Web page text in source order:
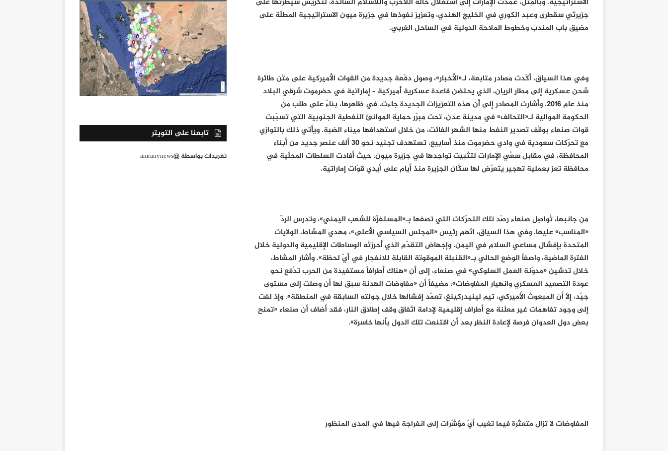
جزيرتَي سقطرى وعبد الكوري في الخليج الهندي، وتعزيز نفوذها في جزيرة ميون الاستراتيجية المطلّة على
مضيق باب المندب وخطوط الملاحة الدولية في الساحل الغربي.
وفي هذا السياق، أكّدت مصادر متابعة، لـ«الأخبار»، وصول دفْعة جديدة من القوات الأميركية على متْن طائرة
شحن عسكرية إلى مطار الريان، الذي يحتضن قاعدة عسكرية أميركية – إماراتية في حضرموت شرقي البلاد
منذ عام 2016. وأشارت المصادر إلى أن هذه التعزيزات الجديدة جاءت، في ظاهرها، بناءً على طلب من
الحكومة الموالية لـ«التحالف» في مدينة عدن، تحت مبرّر حماية الموانئ النفطية الجنوبية التي تسبّبت
قوات صنعاء بوقْف تصدير النفط منها الشهر الفائت، من خلال استهدافها ميناء الضبة. ويأتي ذلك بالتوازي
مع تحرّكات سعودية في وادي حضرموت منذ أسابيع، تستهدف تجنيد نحو 30 ألف عنصر جديد من أبناء
المحافظة، في مقابل سعْي الإمارات لتثبيت تواجدها في جزيرة ميون، حيث أفادت السلطات المحلّية في
محافظة تعز بعملية تهجير يتعرّض لها سكّان الجزيرة منذ أيام على أيدي قوّات إماراتية.
من جانبها، تُواصِل صنعاء رصْد تلك التحرّكات التي تصفها بـ«المستفزّة للشعب اليمني»، وتدرس الردّ
«المناسب» عليها. وفي هذا السياق، اتّهم رئيس «المجلس السياسي الأعلى»، مهدي المشاط، الولايات
المتحدة بإفشال مساعي السلام في اليمن، وإجهاض التقدّم الذي أحرزتْه الوساطات الإقليمية والدولية خلال
الفترة الماضية، واصفاً الوضع الحالي بـ«القنبلة الموقوتة القابلة للانفجار في أيّ لحظة». وأشار المشاط،
خلال تدشين «مدوّنة العمل السلوكي» في صنعاء، إلى أن «هناك أطرافاً مستفيدة من الحرب تدْفع نحو
عودة التصعيد العسكري وانهيار المفاوضات»، مضيفاً أن «مفاوضات الهدنة سبق لها أن وصلت إلى مستوى
جيّد، إلّا أن المبعوث الأميركي، تيم لينيدركينغ، تعمّد إفشالها خلال جولته السابقة في المنطقة». وإذ لفت
إلى وجود تفاهمات غير معلَنة مع أطراف إقليمية لإدامة اتّفاق وقف إطلاق النار، فقد أضاف أن صنعاء «تمنح
بعض دول العدوان فرصة لإعادة النظر بعد أن اقتنعت تلك الدول بأنها خاسرة».
المفاوضات لا تزال متعثّرة فيما تغيب أيّ مؤشّرات إلى انفراجة فيها في المدى المنظور
تابعنا على التويتر
تغريدات بواسطة @amranynews